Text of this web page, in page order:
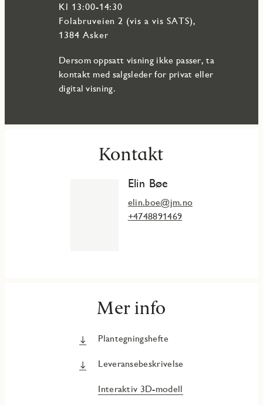
Kl 13:00-14:30
Folabruveien 2 (vis a vis SATS),
1384 Asker
Dersom oppsatt visning ikke passer, ta
kontakt med salgsleder for privat eller
digital visning.
Kontakt
Elin Bøe
elin.boe@jm.no
+4748891469
Mer info
Plantegningshefte
Leveransebeskrivelse
Interaktiv 3D-modell